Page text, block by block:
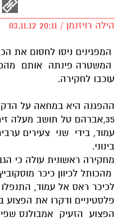
הילה רויזנמן / 20:11 03.11.12
המפגינים ניסו לחסום את
המשטרה פינתה אותם
עוכבו לחקירה.
ההפגנה היא במחאה על
35,אברהם טל תושב מעלה
עמוד, בידי שני צעירים
בינוני.
מחקירה ראשונית עולה כי
מהכותל לכיוון כיכר
פלסטיניים ודקרו את הפצוע
הפצוע הזעיק אמבולנס